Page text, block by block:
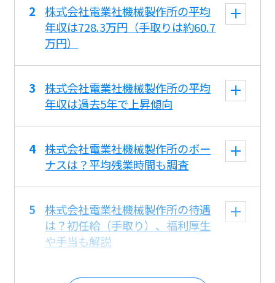
株式会社電業社機械製作所の平均
年収は728.3万円（手取りは約60.7
万円）
株式会社電業社機械製作所の平均
年収は過去5年で上昇傾向
株式会社電業社機械製作所のボー
ナスは？平均残業時間も調査
株式会社電業社機械製作所の待遇
は？初任給（手取り）、福利厚生
や手当も解説